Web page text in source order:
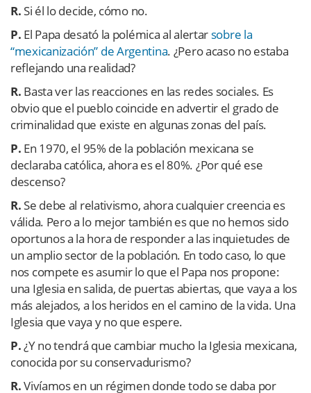
R. Si él lo decide, cómo no.
P. El Papa desató la polémica al alertar sobre la
“mexicanización” de Argentina. ¿Pero acaso no estaba
reflejando una realidad?
R. Basta ver las reacciones en las redes sociales. Es
obvio que el pueblo coincide en advertir el grado de
criminalidad que existe en algunas zonas del país.
P. En 1970, el 95% de la población mexicana se
declaraba católica, ahora es el 80%. ¿Por qué ese
descenso?
R. Se debe al relativismo, ahora cualquier creencia es
válida. Pero a lo mejor también es que no hemos sido
oportunos a la hora de responder a las inquietudes de
un amplio sector de la población. En todo caso, lo que
nos compete es asumir lo que el Papa nos propone:
una Iglesia en salida, de puertas abiertas, que vaya a los
más alejados, a los heridos en el camino de la vida. Una
Iglesia que vaya y no que espere.
P.¿Y no tendrá que cambiar mucho la Iglesia mexicana,
conocida por su conservadurismo?
R.Vivíamos en un régimen donde todo se daba por